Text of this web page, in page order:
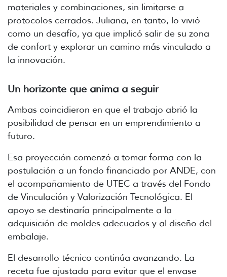
materiales y combinaciones, sin limitarse a
protocolos cerrados. Juliana, en tanto, lo vivió
como un desafío, ya que implicó salir de su zona
de confort y explorar un camino más vinculado a
la innovación.
Un horizonte que anima a seguir
Ambas coincidieron en que el trabajo abrió la
posibilidad de pensar en un emprendimiento a
futuro.
Esa proyección comenzó a tomar forma con la
postulación a un fondo financiado por ANDE, con
el acompañamiento de UTEC a través del Fondo
de Vinculación y Valorización Tecnológica. El
apoyo se destinaría principalmente a la
adquisición de moldes adecuados y al diseño del
embalaje.
El desarrollo técnico continúa avanzando. La
receta fue ajustada para evitar que el envase